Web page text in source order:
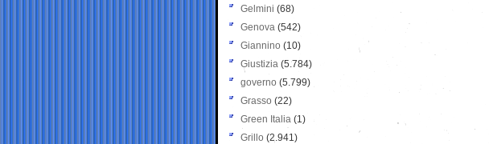
Gelmini (68)
Genova (542)
Giannino (10)
Giustizia (5.784)
governo (5.799)
Grasso (22)
Green Italia (1)
Grillo (2.941)